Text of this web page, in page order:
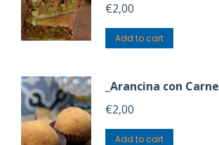
€2,00
Add to cart
_Arancina con Carne
€2,00
Add to cart